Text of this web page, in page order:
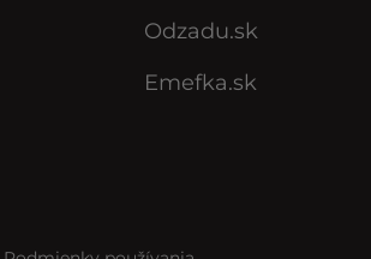
Odzadu.sk
Emefka.sk